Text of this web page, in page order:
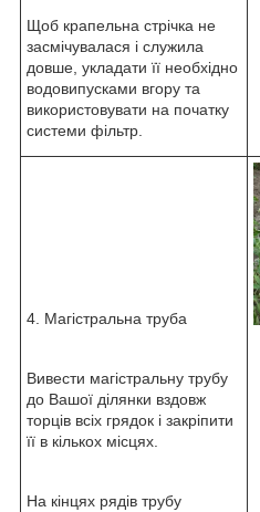
Щоб крапельна стрічка не
засмічувалася і служила
довше, укладати її необхідно
водовипусками вгору та
використовувати на початку
системи фільтр.
4. Магістральна труба
Вивести магістральну трубу
до Вашої ділянки вздовж
торців всіх грядок і закріпити
її в кількох місцях.
На кінцях рядів трубу